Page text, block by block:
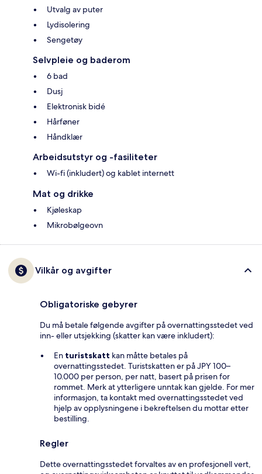
Utvalg av puter
Lydisolering
Sengetøy
Selvpleie og baderom
6 bad
Dusj
Elektronisk bidé
Hårføner
Håndklær
Arbeidsutstyr og -fasiliteter
Wi-fi (inkludert) og kablet internett
Mat og drikke
Kjøleskap
Mikrobølgeovn
Vilkår og avgifter
Obligatoriske gebyrer
Du må betale følgende avgifter på overnattingsstedet ved
inn- eller utsjekking (skatter kan være inkludert):
En turistskatt kan måtte betales på
overnattingsstedet. Turistskatten er på JPY 100–
10.000 per person, per natt, basert på prisen for
rommet. Merk at ytterligere unntak kan gjelde. For mer
informasjon, ta kontakt med overnattingsstedet ved
hjelp av opplysningene i bekreftelsen du mottar etter
bestilling.
Regler
Dette overnattingsstedet forvaltes av en profesjonell vert,